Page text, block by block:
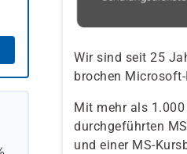
Wir sind seit 25
brochen Microsoft-
Mit mehr als
durchgeführten
und einer MS-